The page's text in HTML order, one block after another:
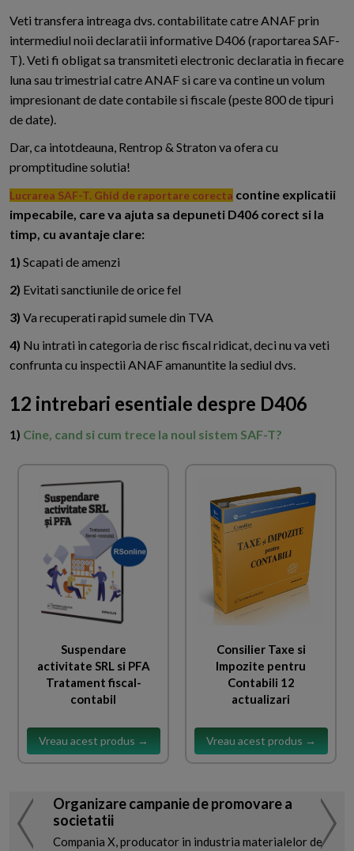
Veti transfera intreaga dvs. contabilitate catre ANAF prin
intermediul noii declaratii informative D406 (raportarea SAF-
T). Veti fi obligat sa transmiteti electronic declaratia in fiecare
luna sau trimestrial catre ANAF si care va contine un volum
impresionant de date contabile si fiscale (peste 800 de tipuri
de date).
Dar, ca intotdeauna, Rentrop & Straton va ofera cu
promptitudine solutia!
Lucrarea SAF-T. Ghid de raportare corecta contine explicatii
impecabile, care va ajuta sa depuneti D406 corect si la
timp, cu avantaje clare:
1) Scapati de amenzi
2) Evitati sanctiunile de orice fel
3) Va recuperati rapid sumele din TVA
4) Nu intrati in categoria de risc fiscal ridicat, deci nu va veti
confrunta cu inspectii ANAF amanuntite la sediul dvs.
12 intrebari esentiale despre D406
1) Cine, cand si cum trece la noul sistem SAF-T?
Suspendare
activitate SRL si PFA
Tratament fiscal-
contabil
Vreau acest produs →
Consilier Taxe si
Impozite pentru
Contabili 12
actualizari
Vreau acest produs →
Organizare campanie de promovare a
societatii
Compania X, producator in industria materialelor de